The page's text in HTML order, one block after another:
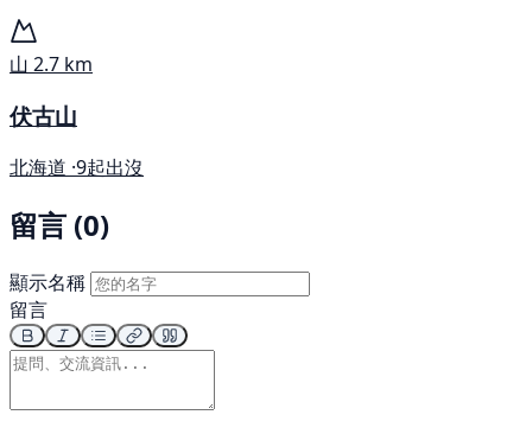
山 2.7 km
伏古山
北海道 ·9起出沒
留言 (0)
顯示名稱
留言